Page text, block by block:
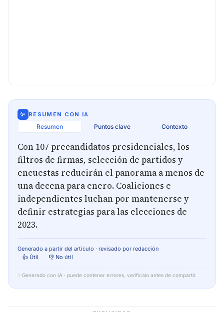
✨ RESUMEN CON IA
Resumen Puntos clave Contexto
Con 107 precandidatos presidenciales, los
filtros de firmas, selección de partidos y
encuestas reducirán el panorama a menos de
una decena para enero. Coaliciones e
independientes luchan por mantenerse y
definir estrategias para las elecciones de
2023.
Generado a partir del artículo · revisado por redacción
👍 Útil
👎 No útil
✨ Generado con IA · puede contener errores, verifícalo antes de compartir.